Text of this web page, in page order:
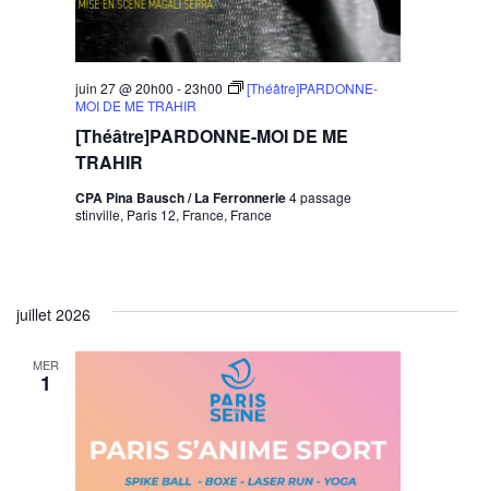
[Théâtre]PARDONNE-MOI DE ME
TRAHIR
juin 27 @ 20h00 -23h00
[Théâtre]PARDONNE-
MOI DE ME TRAHIR
CPA Pina Bausch / La Ferronnerie4 passage
stinville, Paris 12, France, France
juillet 2026
MER
1